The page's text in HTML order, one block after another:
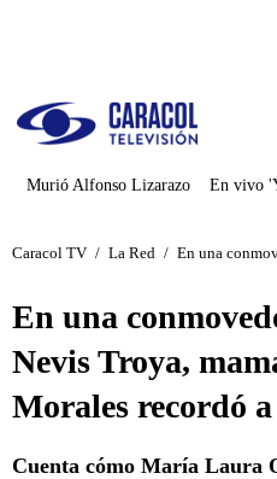
Murió Alfonso Lizarazo En vivo
Caracol TV / La Red / En una
En una
Nevis Troya,
Morales recordó
Cuenta cómo María Laura